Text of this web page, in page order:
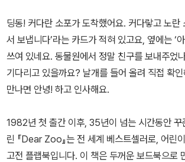
딩동! 커다란 소포가 도착했어요. 커다랗고 노란
서 보냅니다’라는 카드가 적혀 있고요, 옆에는 ‘
쓰여 있네요. 동물원에서 정말 친구를 보내주었
기다리고 있을까요? 날개를 들어 올려 직접 확
만나면 안녕! 하고 인사해요.
1982년 첫 출간 이후, 35년이 넘는 시간동안 꾸
린 『Dear Zoo』는 전 세계 베스트셀러로, 어린
고전 플랩북입니다. 이 책은 두꺼운 보드북으로